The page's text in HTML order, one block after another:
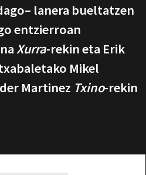
lanera bueltatzen
entzierroan
Xurra-rekin eta Erik
Mikel
Martinez Txino-rekin